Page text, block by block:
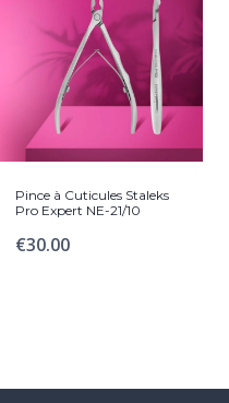
Pince à Cuticules Staleks
Pro Expert NE-21/10
€30.00